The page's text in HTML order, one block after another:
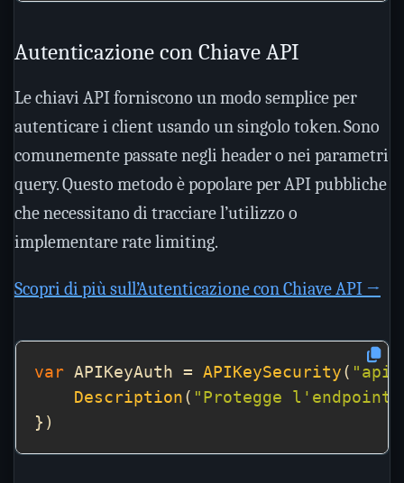
Autenticazione con Chiave API
Le chiavi API forniscono un modo semplice per
autenticare i client usando un singolo token. Sono
comunemente passate negli header o nei parametri
query. Questo metodo è popolare per API pubbliche
che necessitano di tracciare l’utilizzo o
implementare rate limiting.
Scopri di più sull’Autenticazione con Chiave API →
var APIKeyAuth = APIKeySecurity (
Description ( "Protegge l'endpoint